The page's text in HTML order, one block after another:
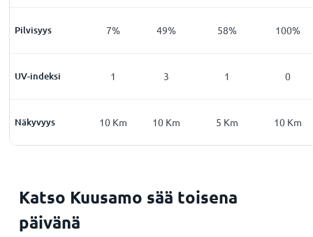
Pilvisyys 7% 49% 58% 100%
UV-indeksi0 1 3 1 0
Näkyvyys
Km 10 10 Km 10 Km 5 Km 10 Km
Katso Kuusamo sää toisena
päivänä